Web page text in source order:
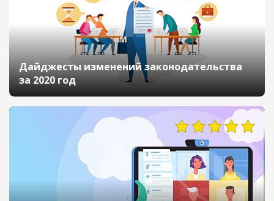
Дайджесты изменений законодательства
за 2020 год